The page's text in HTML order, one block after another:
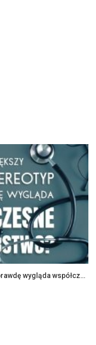
Zawód większy niż stereotyp. Jak naprawdę wygląda współczesne pielęgniarstwo?